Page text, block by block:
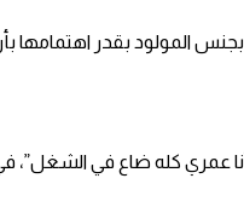
المولود بقدر اهتمامها بأن
عمري كله ضاع في الشغل”، في